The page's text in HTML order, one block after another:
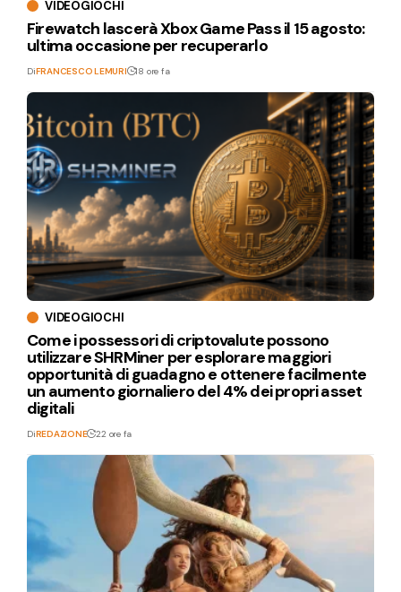
VIDEOGIOCHI
Firewatch lascerà Xbox Game Pass il 15 agosto:
ultima occasione per recuperarlo
DiFRANCESCO LEMURI 18 ore fa
VIDEOGIOCHI
Come i possessori di criptovalute possono
utilizzare SHRMiner per esplorare maggiori
opportunità di guadagno e ottenere facilmente
un aumento giornaliero del 4% dei propri asset
digitali
DiREDAZIONE 22 ore fa